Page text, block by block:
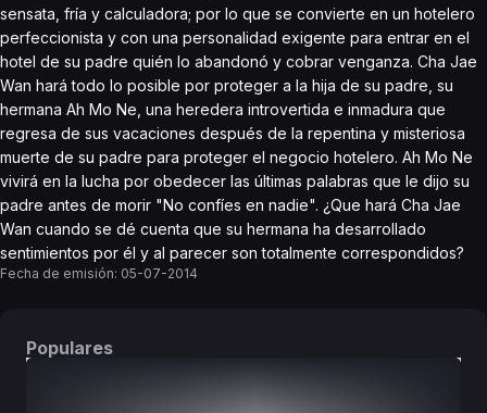
sensata, fría y calculadora; por lo que se convierte en un hotelero
perfeccionista y con una personalidad exigente para entrar en el
hotel de su padre quién lo abandonó y cobrar venganza. Cha Jae
Wan hará todo lo posible por proteger a la hija de su padre, su
hermana Ah Mo Ne, una heredera introvertida e inmadura que
regresa de sus vacaciones después de la repentina y misteriosa
muerte de su padre para proteger el negocio hotelero. Ah Mo Ne
vivirá en la lucha por obedecer las últimas palabras que le dijo su
padre antes de morir "No confíes en nadie". ¿Que hará Cha Jae
Wan cuando se dé cuenta que su hermana ha desarrollado
sentimientos por él y al parecer son totalmente correspondidos?
Fecha de emisión: 05-07-2014
Populares